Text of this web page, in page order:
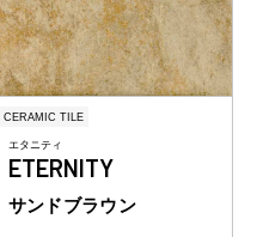
CERAMIC TILE
エタニティ
ETERNITY
サンドブラウン